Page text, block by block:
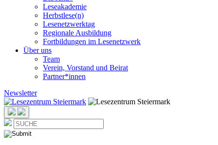
Leseakademie
Herbstlese(n)
Lesenetzwerktag
Regionale Ausbildung
Fortbildungen im Lesenetzwerk
Über uns
Team
Verein, Vorstand und Beirat
Partner*innen
Newsletter